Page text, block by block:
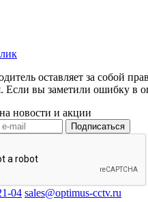
оставляет за собой
Если вы заметили ошибку в
новости и акции
Подписаться
04 sales@optimus-cctv.ru